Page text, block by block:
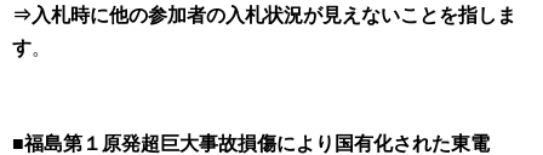
⇒入札時に他の参加者の入札状況が見えないことを指しま
す。
■福島第１原発超巨大事故損傷により国有化された東電